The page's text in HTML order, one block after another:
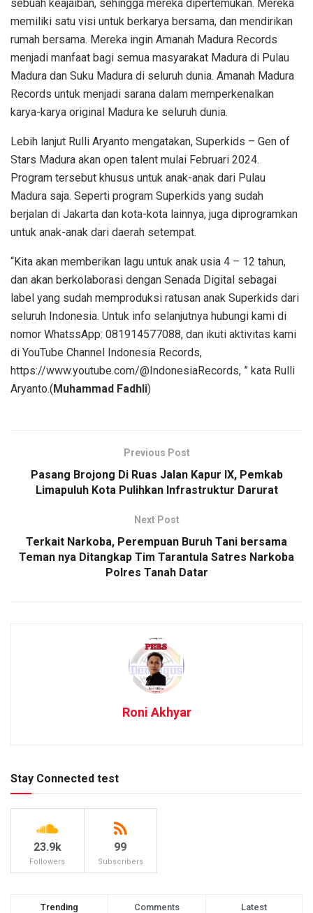
sebuah keajaiban, sehingga mereka dipertemukan. Mereka
memiliki satu visi untuk berkarya bersama, dan mendirikan
rumah bersama. Mereka ingin Amanah Madura Records
menjadi manfaat bagi semua masyarakat Madura di Pulau
Madura dan Suku Madura di seluruh dunia. Amanah Madura
Records untuk menjadi sarana dalam memperkenalkan
karya-karya original Madura ke seluruh dunia.
Lebih lanjut Rulli Aryanto mengatakan, Superkids – Gen of
Stars Madura akan open talent mulai Februari 2024.
Program tersebut khusus untuk anak-anak dari Pulau
Madura saja. Seperti program Superkids yang sudah
berjalan di Jakarta dan kota-kota lainnya, juga diprogramkan
untuk anak-anak dari daerah setempat.
“Kita akan memberikan lagu untuk anak usia 4 – 12 tahun,
dan akan berkolaborasi dengan Senada Digital sebagai
label yang sudah memproduksi ratusan anak Superkids dari
seluruh Indonesia. Untuk info selanjutnya hubungi kami di
nomor WhatssApp: 081914577088, dan ikuti aktivitas kami
di YouTube Channel Indonesia Records,
https://www.youtube.com/@IndonesiaRecords, ” kata Rulli
Aryanto.(Muhammad Fadhli)
Previous Post
Pasang Brojong Di Ruas Jalan Kapur IX, Pemkab
Limapuluh Kota Pulihkan Infrastruktur Darurat
Next Post
Terkait Narkoba, Perempuan Buruh Tani bersama
Teman nya Ditangkap Tim Tarantula Satres Narkoba
Polres Tanah Datar
Roni Akhyar
Stay Connected test
23.9k
Followers
99
Subscribers
Trending Comments Latest